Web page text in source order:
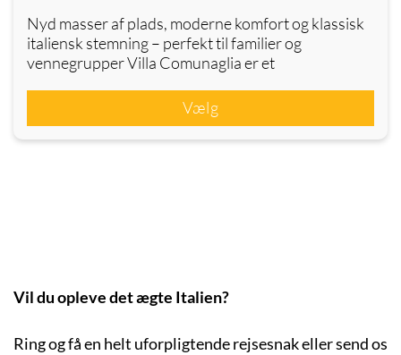
Nyd masser af plads, moderne komfort og klassisk
italiensk stemning – perfekt til familier og
vennegrupper Villa Comunaglia er et
Vælg
Vil du opleve det ægte Italien?
Ring og få en helt uforpligtende rejsesnak eller send os